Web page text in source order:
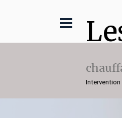
Intervention